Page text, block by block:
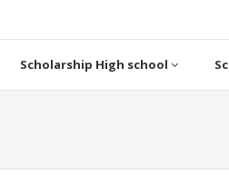
Scholarship High school